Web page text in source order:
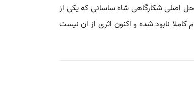
اصلی شکارگاهی شاه ساسانی که یکی از
نابود شده و اکنون اثری از ان نیست